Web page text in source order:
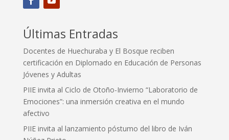
Últimas Entradas
Docentes de Huechuraba y El Bosque reciben
certificación en Diplomado en Educación de Personas
Jóvenes y Adultas
PIIE invita al Ciclo de Otoño-Invierno “Laboratorio de
Emociones”: una inmersión creativa en el mundo
afectivo
PIIE invita al lanzamiento póstumo del libro de Iván